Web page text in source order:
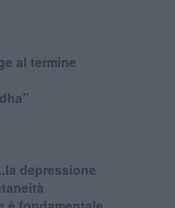
al termine
depressione